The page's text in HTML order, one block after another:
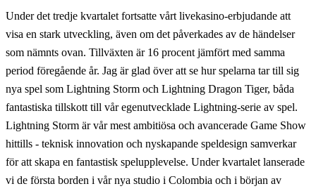
Under det tredje kvartalet fortsatte vårt livekasino-erbjudande att
visa en stark utveckling, även om det påverkades av de händelser
som nämnts ovan. Tillväxten är 16 procent jämfört med samma
period föregående år. Jag är glad över att se hur spelarna tar till sig
nya spel som Lightning Storm och Lightning Dragon Tiger, båda
fantastiska tillskott till vår egenutvecklade Lightning-serie av spel.
Lightning Storm är vår mest ambitiösa och avancerade Game Show
hittills - teknisk innovation och nyskapande speldesign samverkar
för att skapa en fantastisk spelupplevelse. Under kvartalet lanserade
vi de första borden i vår nya studio i Colombia och i början av